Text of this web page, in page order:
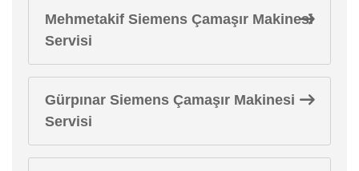
Mehmetakif Siemens Çamaşır Makinesi
Servisi
Gürpınar Siemens Çamaşır Makinesi
Servisi